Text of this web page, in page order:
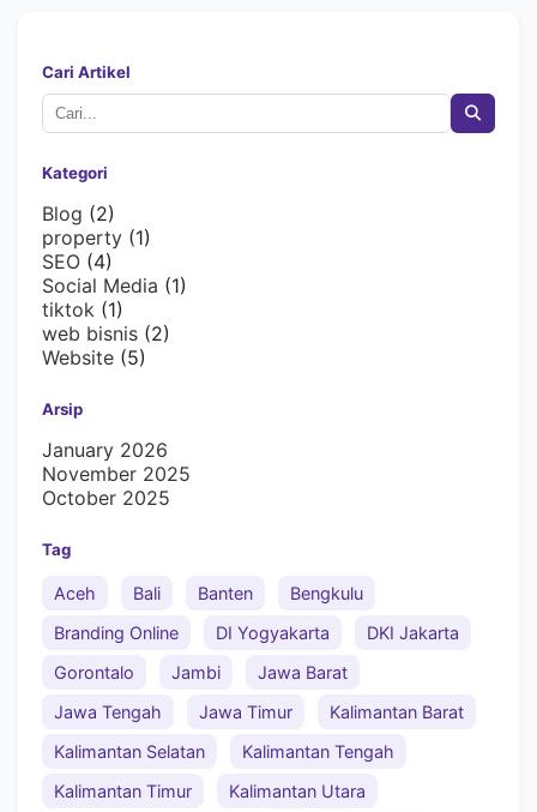
Cari Artikel
Kategori
Blog (2)
property (1)
SEO (4)
Social Media (1)
tiktok (1)
web bisnis (2)
Website (5)
Arsip
January 2026
November 2025
October 2025
Tag
Aceh Bali Banten
Bengkulu
Branding Online
DI Yogyakarta
DKI Jakarta
Gorontalo
Jambi
Jawa Barat
Jawa Tengah
Jawa Timur
Kalimantan Barat
Kalimantan Selatan
Kalimantan Tengah
Kalimantan Timur
Kalimantan Utara